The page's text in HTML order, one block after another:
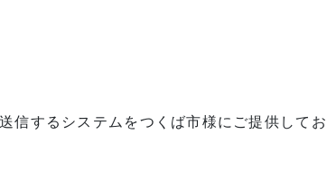
するシステムをつくば市様にご提供してお